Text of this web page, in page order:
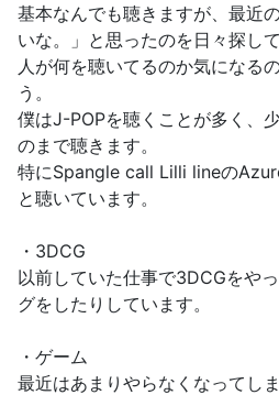
基本なんでも聴きますが、最近
いな。」と思ったのを日々探して
人が何を聴いてるのか気になる
う。
僕はJ-POPを聴くことが多く、
のまで聴きます。
特にSpangle call Lilli lineの
と聴いています。
・3DCG
以前していた仕事で3DCGをや
グをしたりしています。
・ゲーム
最近はあまりやらなくなってし